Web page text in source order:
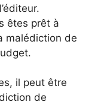
êtes prêt à
malédiction de
il peut être
de